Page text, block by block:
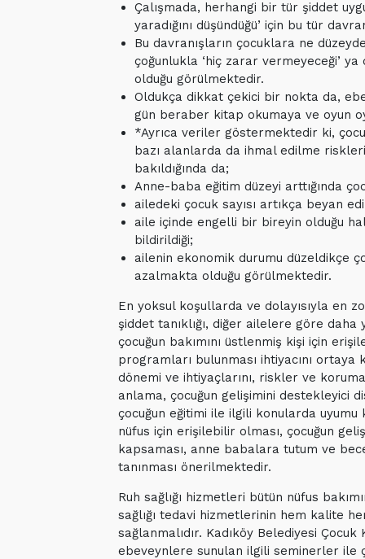
Çalışmada, herhangi bir tür şiddet
yaradığını düşündüğü’ için bu tür
Bu davranışların çocuklara ne
çoğunlukla ‘hiç zarar vermeyeceği’
olduğu görülmektedir.
Oldukça dikkat çekici bir nokta da,
gün beraber kitap okumaya ve oyun
*Ayrıca veriler göstermektedir ki,
bazı alanlarda da ihmal edilme
bakıldığında da;
Anne-baba eğitim düzeyi arttığında
ailedeki çocuk sayısı artıkça beyan
aile içinde engelli bir bireyin olduğu
bildirildiği;
ailenin ekonomik durumu düzeldikçe
azalmakta olduğu görülmektedir.
En yoksul koşullarda ve dolayısıyla en
şiddet tanıklığı, diğer ailelere göre
çocuğun bakımını üstlenmiş kişi için
programları bulunması ihtiyacını
dönemi ve ihtiyaçlarını, riskler ve
anlama, çocuğun gelişimini destekleyici
çocuğun eğitimi ile ilgili konularda uyumu
nüfus için erişilebilir olması, çocuğun
kapsaması, anne babalara tutum ve
tanınması önerilmektedir.
Ruh sağlığı hizmetleri bütün nüfus
sağlığı tedavi hizmetlerinin hem kalite
sağlanmalıdır. Kadıköy Belediyesi
ebeveynlere sunulan ilgili seminerler ile